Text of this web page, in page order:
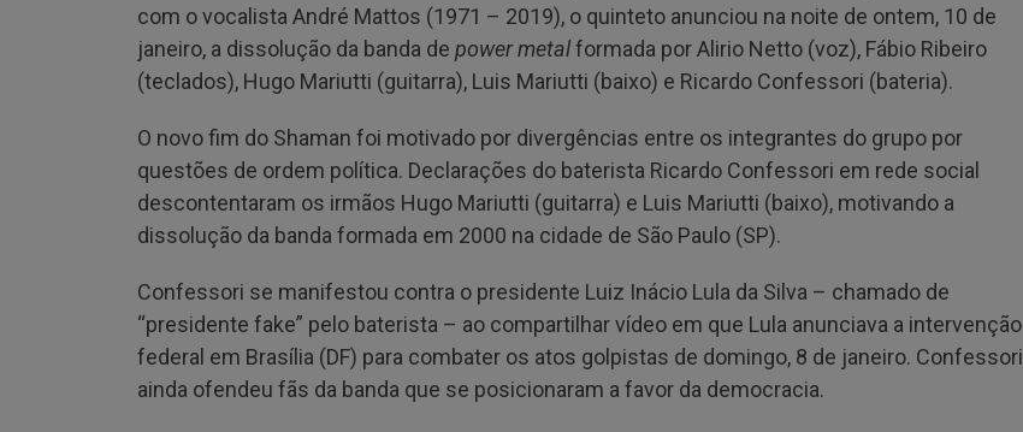
com o vocalista André Mattos (1971 – 2019), o quinteto anunciou na noite de ontem, 10 de
janeiro, a dissolução da banda de power metalformada por Alirio Netto (voz), Fábio Ribeiro
(teclados), Hugo Mariutti (guitarra), Luis Mariutti (baixo) e Ricardo Confessori (bateria).
O novo fim do Shaman foi motivado por divergências entre os integrantes do grupo por
questões de ordem política. Declarações do baterista Ricardo Confessori em rede social
descontentaram os irmãos Hugo Mariutti (guitarra) e Luis Mariutti (baixo), motivando a
dissolução da banda formada em 2000 na cidade de São Paulo (SP).
Confessori se manifestou contra o presidente Luiz Inácio Lula da Silva – chamado de
“presidente fake” pelo baterista – ao compartilhar vídeo em que Lula anunciava a intervenção
federal em Brasília (DF) para combater os atos golpistas de domingo, 8 de janeiro. Confessori
ainda ofendeu fãs da banda que se posicionaram a favor da democracia.